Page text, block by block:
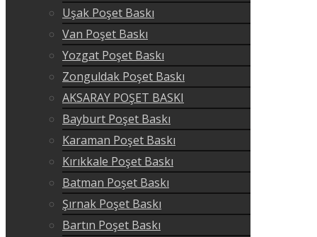
Uşak Poşet Baskı
Van Poşet Baskı
Yozgat Poşet Baskı
Zonguldak Poşet Baskı
AKSARAY POŞET BASKI
Bayburt Poşet Baskı
Karaman Poşet Baskı
Kırıkkale Poşet Baskı
Batman Poşet Baskı
Şırnak Poşet Baskı
Bartın Poşet Baskı